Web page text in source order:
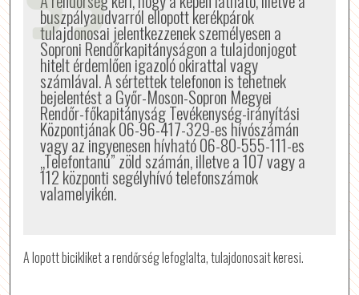
buszpályaudvarról ellopott kerékpárok
tulajdonosai jelentkezzenek személyesen a
Soproni Rendőrkapitányságon a tulajdonjogot
hitelt érdemlően igazoló okirattal vagy
számlával. A sértettek telefonon is tehetnek
bejelentést a Győr-Moson-Sopron Megyei
Rendőr-főkapitányság Tevékenység-irányítási
Központjának 06-96-417-329-es hívószámán
vagy az ingyenesen hívható 06-80-555-111-es
„Telefontanú” zöld számán, illetve a 107 vagy a
112 központi segélyhívó telefonszámok
valamelyikén.
A lopott bicikliket a rendőrség lefoglalta, tulajdonosait keresi.